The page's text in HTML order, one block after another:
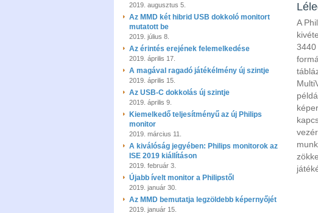
2019. augusztus 5.
Az MMD két hibrid USB dokkoló monitort
mutatott be
2019. július 8.
Az érintés erejének felemelkedése
2019. április 17.
A magával ragadó játékélmény új szintje
2019. április 15.
Az USB-C dokkolás új szintje
2019. április 9.
Kiemelkedő teljesítményű az új Philips
monitor
2019. március 11.
A kiválóság jegyében: Philips monitorok az
ISE 2019 kiállításon
2019. február 3.
Újabb ívelt monitor a Philipstől
2019. január 30.
Az MMD bemutatja legzöldebb képernyőjét
2019. január 15.
A
3440